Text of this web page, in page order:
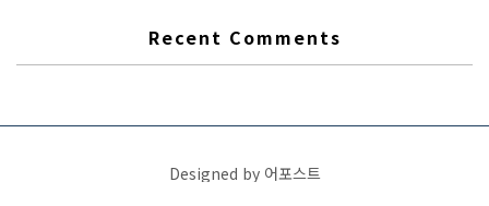
Recent Comments
Designed by 어포스트